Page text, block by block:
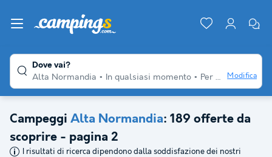
Dove vai?
Alta Normandia
In qualsiasi momento Per diversi viaggiatori Modifica
Campeggi Alta Normandia: 189 offerte da
scoprire - pagina 2
I risultati di ricerca dipendono dalla soddisfazione dei nostri